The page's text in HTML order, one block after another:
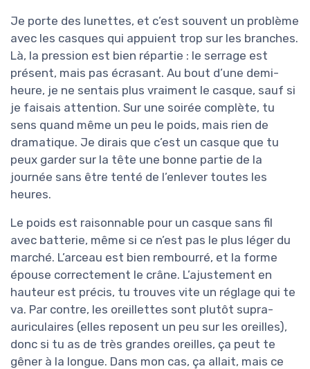
Je porte des lunettes, et c’est souvent un problème
avec les casques qui appuient trop sur les branches.
Là, la pression est bien répartie : le serrage est
présent, mais pas écrasant. Au bout d’une demi-
heure, je ne sentais plus vraiment le casque, sauf si
je faisais attention. Sur une soirée complète, tu
sens quand même un peu le poids, mais rien de
dramatique. Je dirais que c’est un casque que tu
peux garder sur la tête une bonne partie de la
journée sans être tenté de l’enlever toutes les
heures.
Le poids est raisonnable pour un casque sans fil
avec batterie, même si ce n’est pas le plus léger du
marché. L’arceau est bien rembourré, et la forme
épouse correctement le crâne. L’ajustement en
hauteur est précis, tu trouves vite un réglage qui te
va. Par contre, les oreillettes sont plutôt supra-
auriculaires (elles reposent un peu sur les oreilles),
donc si tu as de très grandes oreilles, ça peut te
gêner à la longue. Dans mon cas, ça allait, mais ce